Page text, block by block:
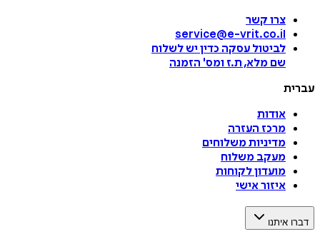
צרו קשר
service@e-vrit.co.il
לביטול עסקה כדין יש לשלוח
שם מלא, ת.ז ומס' הזמנה
עברית
אודות
מרכז העזרה
מדיניות משלוחים
מעקב משלוח
מועדון לקוחות
איזור אישי
דברו איתנו